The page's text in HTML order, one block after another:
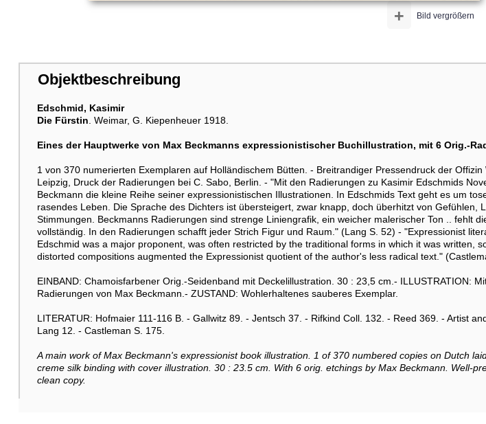
Bild vergrößern
+
Objektbeschreibung
Edschmid, Kasimir
Die Fürstin. Weimar, G. Kiepenheuer 1918.
Eines der Hauptwerke von Max Beckmanns expressionistischer Buchillustration, mit 6 Orig.-
1 von 370 numerierten Exemplaren auf Holländischem Bütten. - Breitrandiger Pressendruck der Offizin
Leipzig, Druck der Radierungen bei C. Sabo, Berlin. - "Mit den Radierungen zu Kasimir Edschmids
Beckmann die kleine Reihe seiner expressionistischen Illustrationen. In Edschmids Text geht es um
rasendes Leben. Die Sprache des Dichters ist übersteigert, zwar knapp, doch überhitzt von Gefühlen,
Stimmungen. Beckmanns Radierungen sind strenge Liniengrafik, ein weicher malerischer Ton .. fehlt
vollständig. In den Radierungen schafft jeder Strich Figur und Raum." (Lang S. 52) - "Expressionist
Edschmid was a major proponent, was often restricted by the traditional forms in which it was written,
distorted compositions augmented the Expressionist quotient of the author's less radical text."
EINBAND: Chamoisfarbener Orig.-Seidenband mit Deckelillustration. 30 : 23,5 cm.- ILLUSTRATION:
Radierungen von Max Beckmann.- ZUSTAND: Wohlerhaltenes sauberes Exemplar.
LITERATUR: Hofmaier 111-116 B. - Gallwitz 89. - Jentsch 37. - Rifkind Coll. 132. - Reed 369. - Artist
Lang 12. - Castleman S. 175.
A main work of Max Beckmann's expressionist book illustration. 1 of 370 numbered copies on Dutch
creme silk binding with cover illustration. 30 : 23.5 cm. With 6 orig. etchings by Max Beckmann. Well-
clean copy.